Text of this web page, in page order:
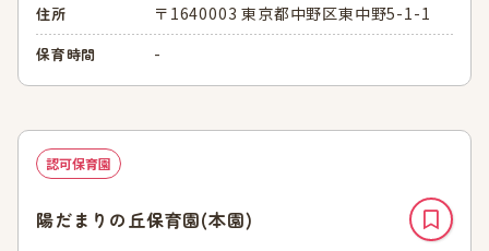
住所
〒1640003 東京都中野区東中野5-1-1
保育時間 -
認可保育園
陽だまりの丘保育園(本園)